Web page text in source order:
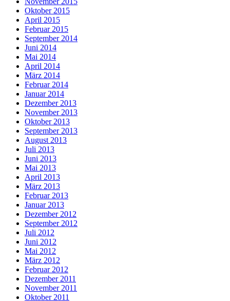
Oktober 2015
April 2015
Februar 2015
September 2014
Juni 2014
Mai 2014
April 2014
März 2014
Februar 2014
Januar 2014
Dezember 2013
November 2013
Oktober 2013
September 2013
August 2013
Juli 2013
Juni 2013
Mai 2013
April 2013
März 2013
Februar 2013
Januar 2013
Dezember 2012
September 2012
Juli 2012
Juni 2012
Mai 2012
März 2012
Februar 2012
Dezember 2011
November 2011
Oktober 2011